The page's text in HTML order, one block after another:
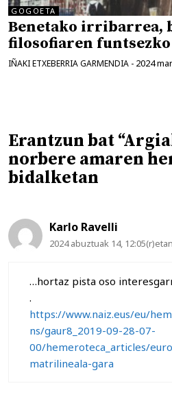
GOGOETA
Benetako irribarrea,
filosofiaren
IÑAKI ETXEBERRIA GARMENDIA - 2024
Erantzun bat
norbere amaren
bidalketan
Karlo Ravelli
2024 abuztuak 14, 12:05(r)etan
…hortaz pista oso
.
https://www.naiz.eus/eu/
ns/gaur8_2019-09-28-07-
00/hemeroteca_articles/
matrilineala-gara